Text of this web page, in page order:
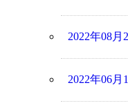
2022年08月
2022年06月